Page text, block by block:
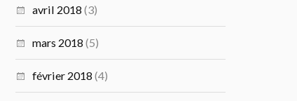
avril 2018 (3)
mars 2018 (5)
février 2018 (4)